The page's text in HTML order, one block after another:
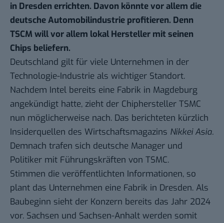
in Dresden errichten. Davon könnte vor allem die
deutsche Automobilindustrie profitieren. Denn
TSCM will vor allem lokal Hersteller mit seinen
Chips beliefern.
Deutschland gilt für viele Unternehmen in der
Technologie-Industrie als wichtiger Standort.
Nachdem Intel bereits eine Fabrik in Magdeburg
angekündigt hatte, zieht der Chiphersteller TSMC
nun möglicherweise nach. Das berichteten kürzlich
Insiderquellen des Wirtschaftsmagazins Nikkei Asia.
Demnach trafen sich deutsche Manager und
Politiker mit Führungskräften von TSMC.
Stimmen die veröffentlichten Informationen, so
plant das Unternehmen eine Fabrik in Dresden. Als
Baubeginn sieht der Konzern bereits das Jahr 2024
vor. Sachsen und Sachsen-Anhalt werden somit